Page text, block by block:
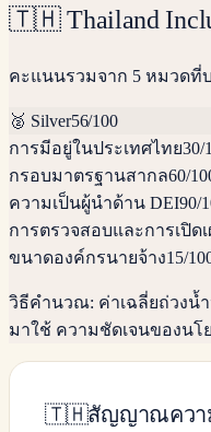
🇹🇭 Thailand
คะแนนรวมจาก 5 หมวดที่
🥈 Silver56/100
การมีอยู่ในประเทศไทย30/
กรอบมาตรฐานสากล60/
ความเป็นผู้นำด้าน DEI90/
การตรวจสอบและการเปิด
ขนาดองค์กรนายจ้าง15/
วิธีคำนวณ: ค่าเฉลี่ยถ่วงน้
มาใช้ ความชัดเจนของน
🇹🇭สัญญาณควา